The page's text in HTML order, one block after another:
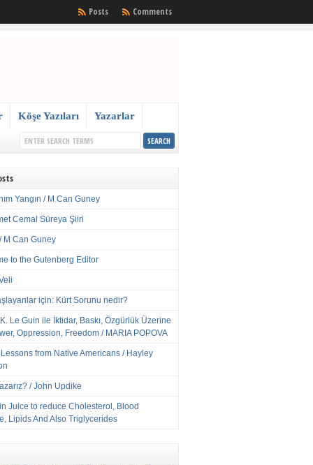
Comments
Posts
Köşe Yazıları Yazarlar
Yangın / M Can Guney
Cemal Süreya Şiiri
M Can Guney
to the Gutenberg Editor
için: Kürt Sorunu nedir?
Le Guin ile İktidar, Baskı, Özgürlük Üzerine
Oppression, Freedom / MARIA POPOVA
from Native Americans / Hayley
/ John Updike
Juice to reduce Cholesterol, Blood
Lipids And Also Triglycerides